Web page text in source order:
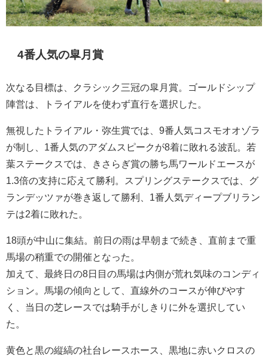
4番人気の皐月賞
次なる目標は、クラシック三冠の皐月賞。ゴールドシップ
陣営は、トライアルを使わず直行を選択した。
無視したトライアル・弥生賞では、9番人気コスモオオゾラ
が制し、1番人気のアダムスピークが8着に敗れる波乱。若
葉ステークスでは、きさらぎ賞の勝ち馬ワールドエースが
1.3倍の支持に応えて勝利。スプリングステークスでは、グ
ランデッツァが巻き返して勝利、1番人気ディープブリラン
テは2着に敗れた。
18頭が中山に集結。前日の雨は早朝まで続き、直前まで重
馬場の稍重での開催となった。
加えて、最終日の8日目の馬場は内側が荒れ気味のコンディ
ション。馬場の傾向として、直線外のコースが伸びやす
く、当日の芝レースでは騎手がしきりに外を選択してい
た。
黄色と黒の縦縞の社台レースホース、黒地に赤いクロスの